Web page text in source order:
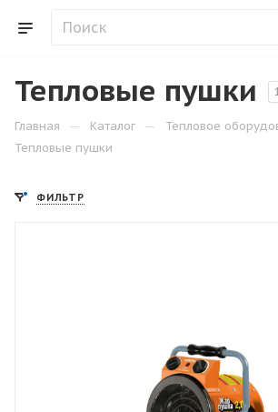
Тепловые пушки
Главная — Каталог — Тепловое
Тепловые пушки
ФИЛЬТР